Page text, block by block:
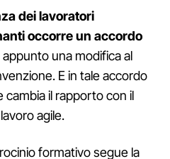
dei lavoratori
occorre un accordo
appunto una modifica al
E in tale accordo
il rapporto con il
agile.
formativo segue la